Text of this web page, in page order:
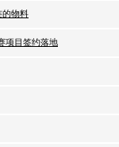
的物料
项目签约落地